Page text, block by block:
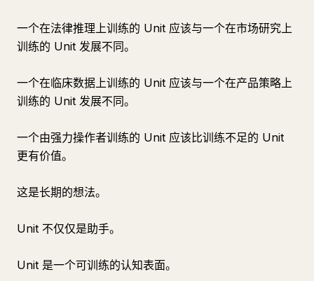
一个在法律推理上训练的 Unit 应该与一个在市场研究上
训练的 Unit 发展不同。
一个在临床数据上训练的 Unit 应该与一个在产品策略上
训练的 Unit 发展不同。
一个由强力操作者训练的 Unit 应该比训练不足的 Unit
更有价值。
这是长期的想法。
Unit 不仅仅是助手。
Unit 是一个可训练的认知表面。